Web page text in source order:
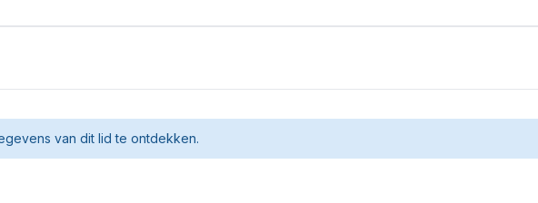
van dit lid te ontdekken.